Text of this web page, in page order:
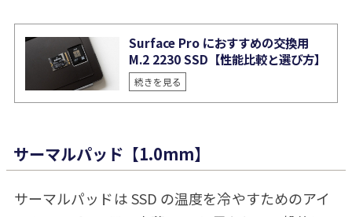
Surface Pro におすすめの交換用
M.2 2230 SSD【性能比較と選び方】
続きを見る
サーマルパッド【1.0mm】
サーマルパッドは SSD の温度を冷やすためのアイ